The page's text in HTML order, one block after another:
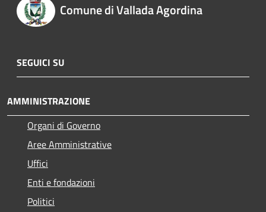
Comune di Vallada Agordina
SEGUICI SU
AMMINISTRAZIONE
Organi di Governo
Aree Amministrative
Uffici
Enti e fondazioni
Politici